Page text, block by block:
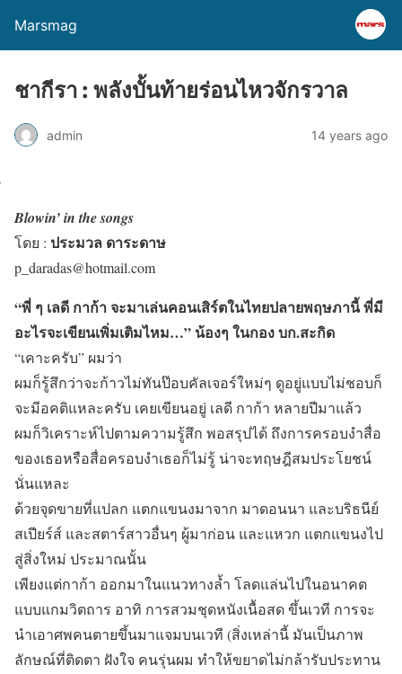
Marsmag
ชากีรา : พลังบั้นท้ายร่อนไหวจักรวาล
admin 14 years ago
Blowin’ in the songs
โดย : ประมวล ดาระดาษ
p_daradas@hotmail.com
“พี่ ๆ เลดี กาก้า จะมาเล่นคอนเสิร์ตในไทยปลายพฤษภานี้ พี่มี
อะไรจะเขียนเพิ่มเติมไหม…” น้องๆ ในกอง บก.สะกิด
“เคาะครับ” ผมว่า
ผมก็รู้สึกว่าจะก้าวไม่ทันป๊อบคัลเจอร์ใหม่ๆ ดูอยู่แบบไม่ชอบก็
จะมีอคติแหละครับ เคยเขียนอยู่ เลดี กาก้า หลายปีมาแล้ว
ผมก็วิเคราะห์ไปตามความรู้สึก พอสรุปได้ ถึงการครอบงำสื่อ
ของเธอหรือสื่อครอบงำเธอก็ไม่รู้ น่าจะทฤษฎีสมประโยชน์
นั่นแหละ
ด้วยจุดขายที่แปลก แตกแขนงมาจาก มาดอนนา และบริธนีย์
สเปียร์ส์ และสตาร์สาวอื่นๆ ผู้มาก่อน และแหวก แตกแขนงไป
สู่สิ่งใหม่ ประมาณนั้น
เพียงแต่กาก้า ออกมาในแนวทางล้ำ โลดแล่นไปในอนาคต
แบบแกมวิตถาร อาทิ การสวมชุดหนังเนื้อสด ขึ้นเวที การจะ
นำเอาศพคนตายขึ้นมาแจมบนเวที (สิ่งเหล่านี้ มันเป็นภาพ
ลักษณ์ที่ติดตา ฝังใจ คนรุ่นผม ทำให้ขยาดไม่กล้ารับประทาน